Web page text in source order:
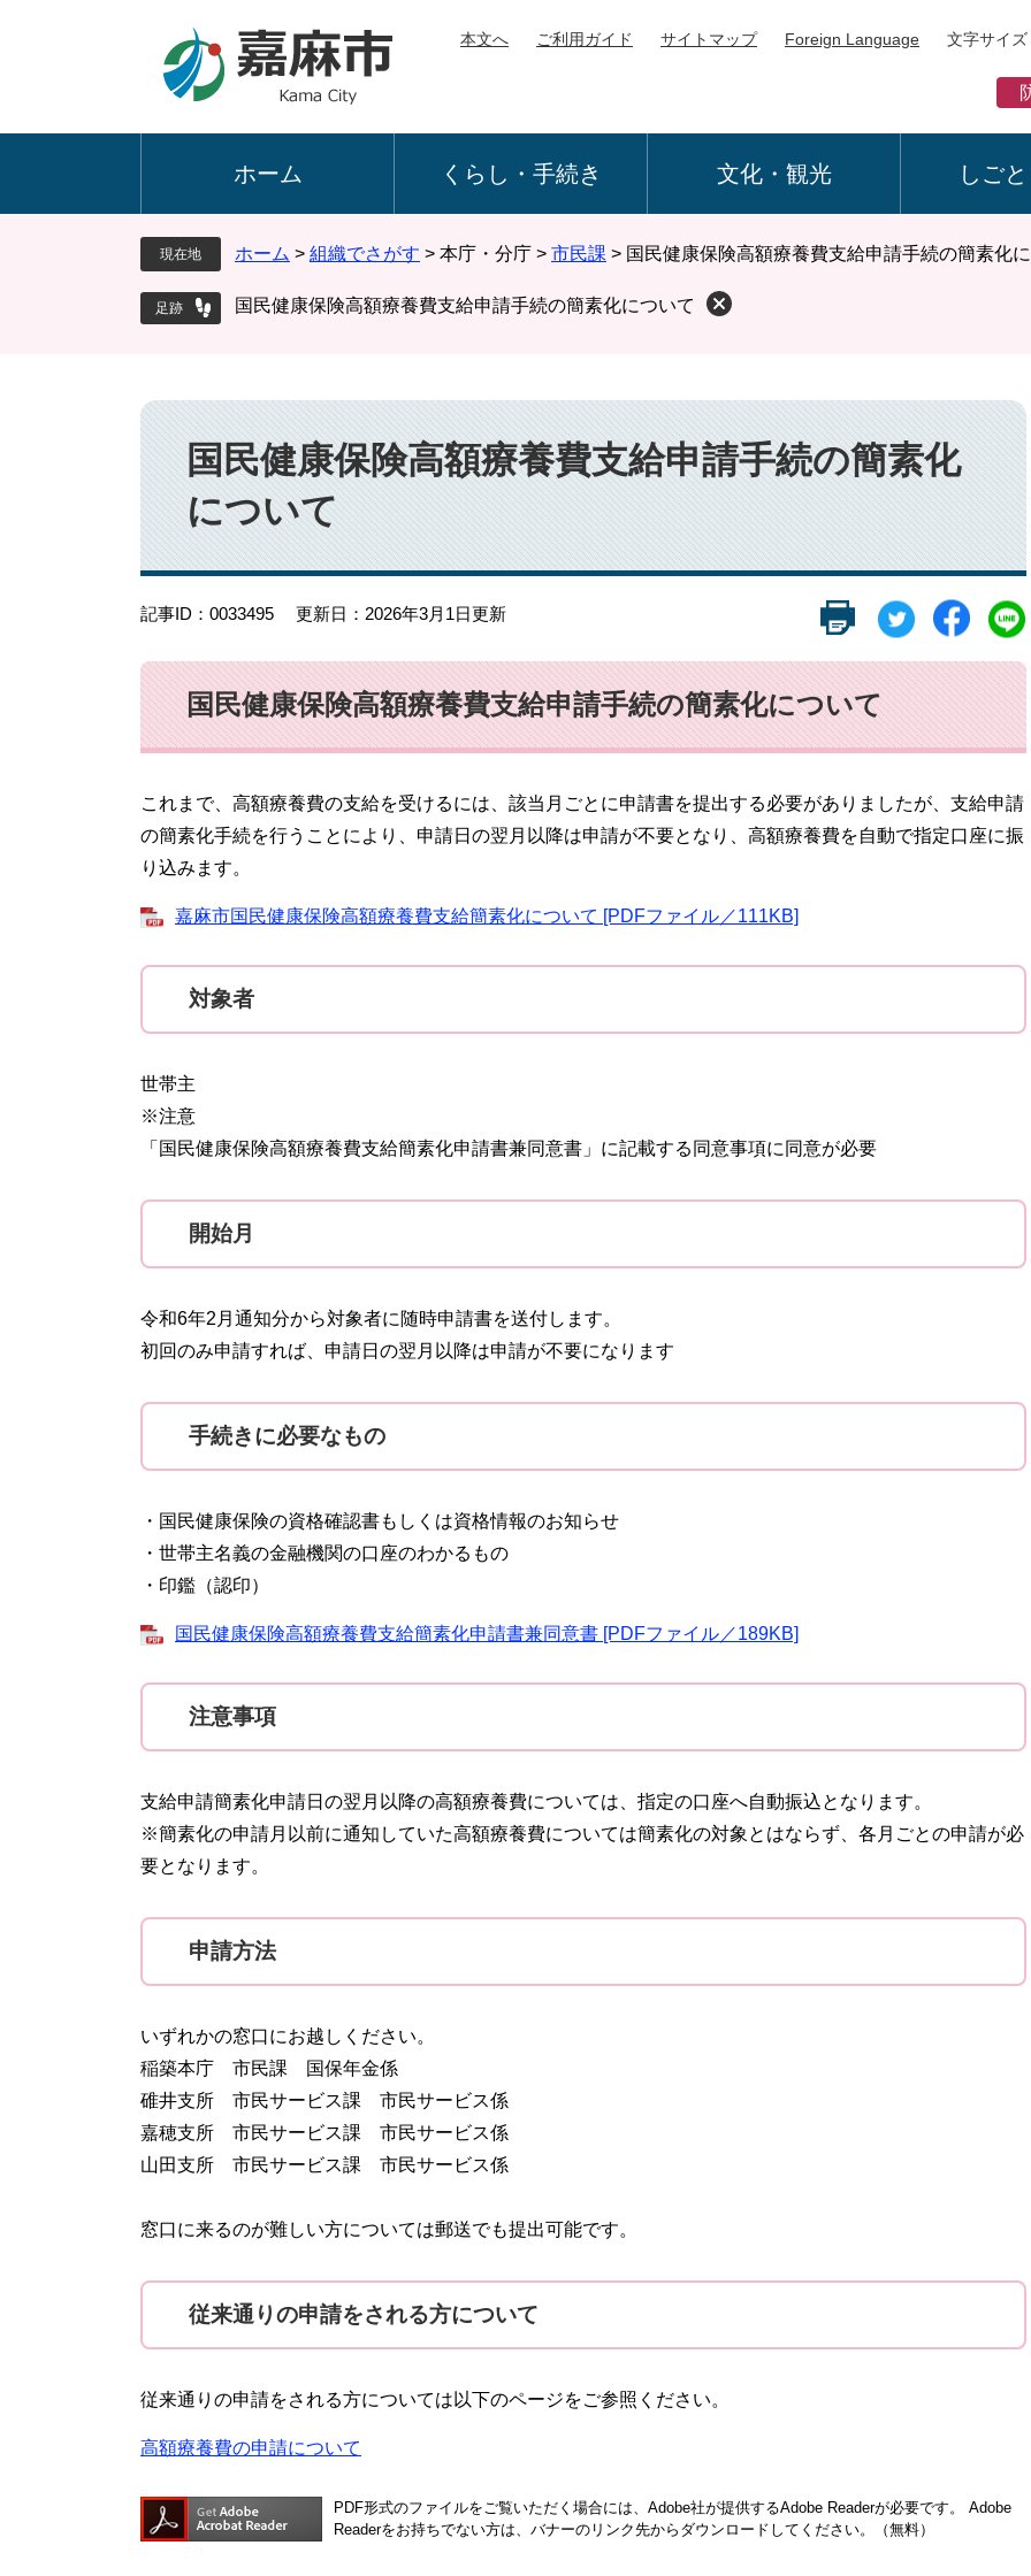
本文へ ご利用ガイド サイトマップ Foreign Language 文字サイズ
ホーム くらし・手続き 文化・観光 しご
現在地 ホーム > 組織でさがす > 本庁・分庁 > 市民課 > 国民健康保険高額療養費支給申請手続の簡素化
国民健康保険高額療養費支給申請手続の簡素化について
本
文
国民健康保険高額療養費支給申請手続の簡素化
について
記事ID：0033495 更新日：2026年3月1日更新
国民健康保険高額療養費支給申請手続の簡素化について
これまで、高額療養費の支給を受けるには、該当月ごとに申請書を提出する必要がありましたが、支給申請
の簡素化手続を行うことにより、申請日の翌月以降は申請が不要となり、高額療養費を自動で指定口座に振
り込みます。
嘉麻市国民健康保険高額療養費支給簡素化について [PDFファイル／111KB]
対象者
世帯主
※注意
「国民健康保険高額療養費支給簡素化申請書兼同意書」に記載する同意事項に同意が必要​
開始月
令和6年2月通知分から対象者に随時申請書を送付します。
初回のみ申請すれば、申請日の翌月以降は申請が不要になります
手続きに必要なもの
・国民健康保険の資格確認書もしくは資格情報のお知らせ
・世帯主名義の金融機関の口座のわかるもの
・印鑑（認印）
国民健康保険高額療養費支給簡素化申請書兼同意書 [PDFファイル／189KB]
注意事項
支給申請簡素化申請日の翌月以降の高額療養費については、指定の口座へ自動振込となります。
※簡素化の申請月以前に通知していた高額療養費については簡素化の対象とはならず、各月ごとの申請が必
要となります。
申請方法
いずれかの窓口にお越しください。
稲築本庁 市民課 国保年金係
碓井支所 市民サービス課 市民サービス係
嘉穂支所 市民サービス課 市民サービス係
山田支所 市民サービス課 市民サービス係
窓口に来るのが難しい方については郵送でも提出可能です。
従来通りの申請をされる方について
従来通りの申請をされる方については以下のページをご参照ください。
高額療養費の申請について
PDF形式のファイルをご覧いただく場合には、Adobe社が提供するAdobe Readerが必要です。
Adobe
Readerをお持ちでない方は、バナーのリンク先からダウンロードしてください。（無料）